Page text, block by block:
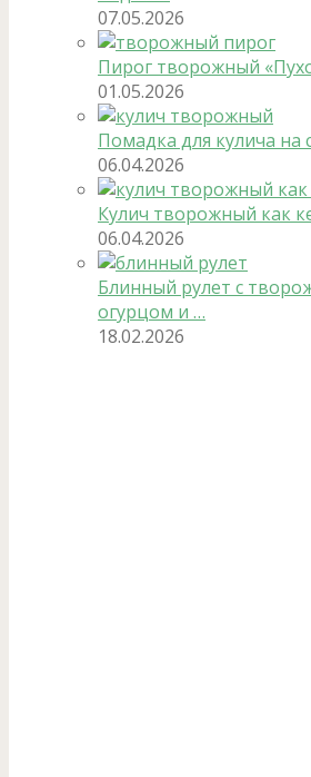
07.05.2026
Пирог творожный
01.05.2026
Помадка для кулича на
06.04.2026
Кулич творожный как
06.04.2026
Блинный рулет с
огурцом и …
18.02.2026